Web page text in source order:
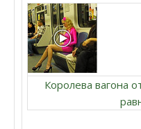
Королева вагона